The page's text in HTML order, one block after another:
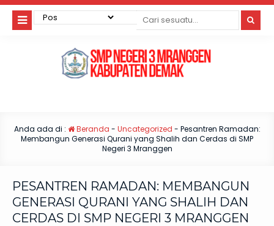
Anda ada di : Beranda - Uncategorized - Pesantren Ramadan:
Membangun Generasi Qurani yang Shalih dan Cerdas di SMP
Negeri 3 Mranggen
PESANTREN RAMADAN: MEMBANGUN
GENERASI QURANI YANG SHALIH DAN
CERDAS DI SMP NEGERI 3 MRANGGEN